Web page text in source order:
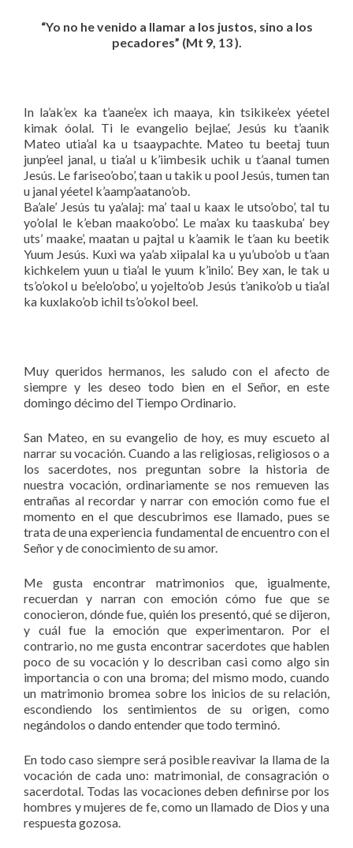
“Yo no he venido a llamar a los justos, sino a los
pecadores” (Mt 9, 13 ).
In la’ak’ex ka t’aane’ex ich maaya, kin tsikike’ex yéetel
kimak óolal. Ti le evangelio bejlae’, Jesús ku t’aanik
Mateo utia’al ka u tsaaypachte. Mateo tu beetaj tuun
junp’eel janal, u tia’al u k’iimbesik uchik u t’aanal tumen
Jesús. Le fariseo’obo’, taan u takik u pool Jesús, tumen tan
u janal yéetel k’aamp’aatano’ob.
Ba’ale’ Jesús tu ya’alaj: ma’ taal u kaax le utso’obo’, tal tu
yo’olal le k’eban maako’obo’. Le ma’ax ku taaskuba’ bey
uts’ maake’, maatan u pajtal u k’aamik le t’aan ku beetik
Yuum Jesús. Kuxi wa ya’ab xiipalal ka u yu’ubo’ob u t’aan
kichkelem yuun u tia’al le yuum k’inilo’. Bey xan, le tak u
ts’o’okol u be’elo’obo’, u yojelto’ob Jesús t’aniko’ob u tia’al
ka kuxlako’ob ichil ts’o’okol beel.
Muy queridos hermanos, les saludo con el afecto de
siempre y les deseo todo bien en el Señor, en este
domingo décimo del Tiempo Ordinario.
San Mateo, en su evangelio de hoy, es muy escueto al
narrar su vocación. Cuando a las religiosas, religiosos o a
los sacerdotes, nos preguntan sobre la historia de
nuestra vocación, ordinariamente se nos remueven las
entrañas al recordar y narrar con emoción como fue el
momento en el que descubrimos ese llamado, pues se
trata de una experiencia fundamental de encuentro con el
Señor y de conocimiento de su amor.
Me gusta encontrar matrimonios que, igualmente,
recuerdan y narran con emoción cómo fue que se
conocieron, dónde fue, quién los presentó, qué se dijeron,
y cuál fue la emoción que experimentaron. Por el
contrario, no me gusta encontrar sacerdotes que hablen
poco de su vocación y lo describan casi como algo sin
importancia o con una broma; del mismo modo, cuando
un matrimonio bromea sobre los inicios de su relación,
escondiendo los sentimientos de su origen, como
negándolos o dando entender que todo terminó.
En todo caso siempre será posible reavivar la llama de la
vocación de cada uno: matrimonial, de consagración o
sacerdotal. Todas las vocaciones deben definirse por los
hombres y mujeres de fe, como un llamado de Dios y una
respuesta gozosa.